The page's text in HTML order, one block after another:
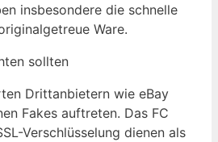
insbesondere die schnelle
Ware.
sollten
Drittanbietern wie eBay
Fakes auftreten. Das FC
Verschlüsselung dienen als